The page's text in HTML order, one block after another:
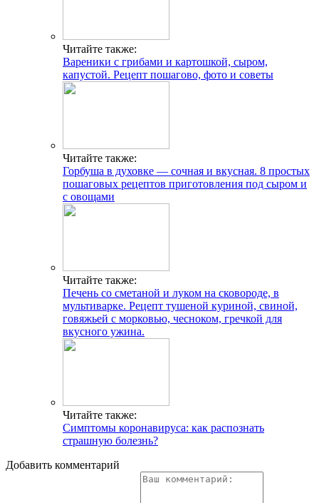
Читайте также:
Вареники с грибами и картошкой, сыром,
капустой. Рецепт пошагово, фото и советы
Читайте также:
Горбуша в духовке — сочная и вкусная. 8 простых
пошаговых рецептов приготовления под сыром и
с овощами
Читайте также:
Печень со сметаной и луком на сковороде, в
мультиварке. Рецепт тушеной куриной, свиной,
говяжьей с морковью, чесноком, гречкой для
вкусного ужина.
Читайте также:
Симптомы коронавируса: как распознать
страшную болезнь?
Добавить комментарий